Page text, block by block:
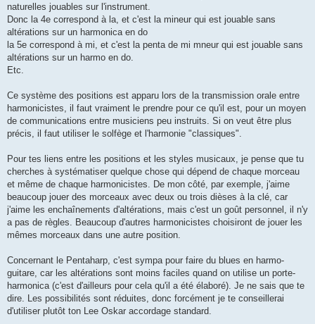
naturelles jouables sur l'instrument.
Donc la 4e correspond à la, et c'est la mineur qui est jouable sans
altérations sur un harmonica en do
la 5e correspond à mi, et c'est la penta de mi mneur qui est jouable sans
altérations sur un harmo en do.
Etc.
Ce système des positions est apparu lors de la transmission orale entre
harmonicistes, il faut vraiment le prendre pour ce qu'il est, pour un moyen
de communications entre musiciens peu instruits. Si on veut être plus
précis, il faut utiliser le solfège et l'harmonie "classiques".
Pour tes liens entre les positions et les styles musicaux, je pense que tu
cherches à systématiser quelque chose qui dépend de chaque morceau
et même de chaque harmonicistes. De mon côté, par exemple, j'aime
beaucoup jouer des morceaux avec deux ou trois dièses à la clé, car
j'aime les enchaînements d'altérations, mais c'est un goût personnel, il n'y
a pas de règles. Beaucoup d'autres harmonicistes choisiront de jouer les
mêmes morceaux dans une autre position.
Concernant le Pentaharp, c'est sympa pour faire du blues en harmo-
guitare, car les altérations sont moins faciles quand on utilise un porte-
harmonica (c'est d'ailleurs pour cela qu'il a été élaboré). Je ne sais que te
dire. Les possibilités sont réduites, donc forcément je te conseillerai
d'utiliser plutôt ton Lee Oskar accordage standard.